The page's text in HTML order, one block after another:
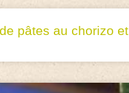
pâtes au chorizo et